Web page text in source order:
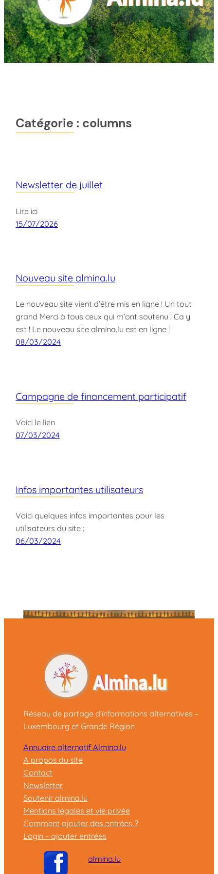
Catégorie : columns
Newsletter de juillet
Lire ici
15/07/2026
Nouveau site almina.lu
Le nouveau site vient d’être mis en ligne ! Un tout
grand Merci à tous ceux qui m’ont soutenu ! Ca y
est ! Le nouveau site almina.lu est en ligne !
08/03/2024
Campagne de financement participatif
Voici le lien
07/03/2024
Infos importantes utilisateurs
Voici quelques infos importantes pour les
utilisateurs du site :
06/03/2024
Réseau de partage d'informations alternatives –
Luxembourg et Grande Région
Annuaire alternatif Almina.lu
A propos du site
Contact
Newsletter
Soutenir almina.lu
Mentions légales et vie privée
Comment ajouter des entrées ?
Login – ajouter entrées
almina.lu